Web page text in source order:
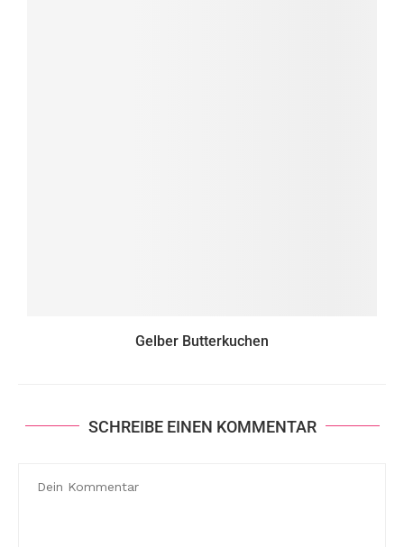
Gelber Butterkuchen
SCHREIBE EINEN KOMMENTAR